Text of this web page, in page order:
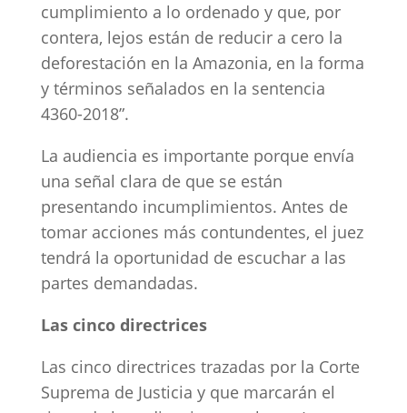
cumplimiento a lo ordenado y que, por
contera, lejos están de reducir a cero la
deforestación en la Amazonia, en la forma
y términos señalados en la sentencia
4360-2018”.
La audiencia es importante porque envía
una señal clara de que se están
presentando incumplimientos. Antes de
tomar acciones más contundentes, el juez
tendrá la oportunidad de escuchar a las
partes demandadas.
Las cinco directrices
Las cinco directrices trazadas por la Corte
Suprema de Justicia y que marcarán el